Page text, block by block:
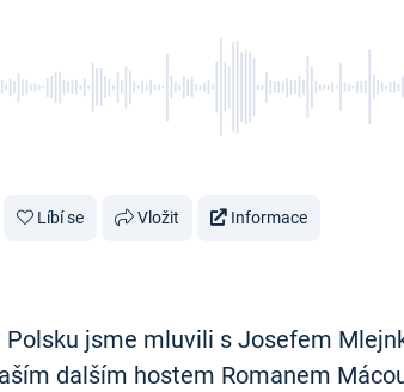
Líbí se Vložit Informace
jsme mluvili s Josefem
dalším hostem Romanem